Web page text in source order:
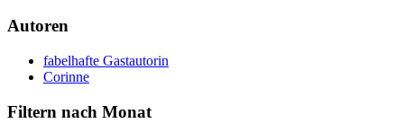
Autoren
fabelhafte Gastautorin
Corinne
Filtern nach Monat